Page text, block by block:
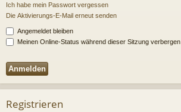
Ich habe mein Passwort vergessen
Die Aktivierungs-E-Mail erneut senden
Angemeldet bleiben
Meinen Online-Status während dieser Sitzung verbergen
Registrieren